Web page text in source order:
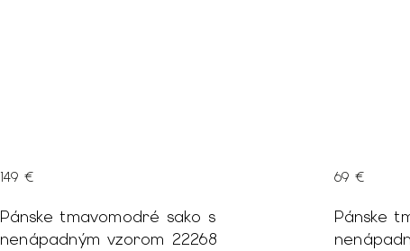
Pánske tmavomodré sako s
nenápadným vzorom 22268
149 €
Pánske
69 €